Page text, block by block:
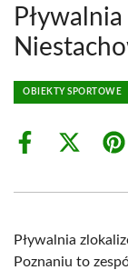
OBIEKTY SPORTOWE
Share
Share
(Twitter)
Pływalnia
Poznaniu to